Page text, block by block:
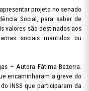
projeto no senado
Social, para saber de
valores são destinados aos
sociais mantidos ou
– Autora Fátima Bezerra.
encaminharam a greve do
INSS que participaram da